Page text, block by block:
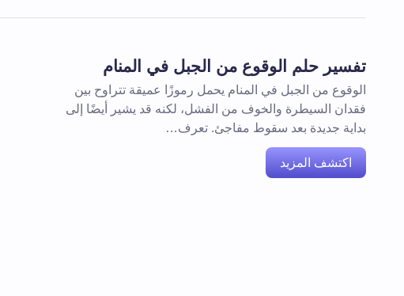
تفسير حلم الوقوع من الجبل في المنام
الوقوع من الجبل في المنام يحمل رموزًا عميقة تتراوح بين
فقدان السيطرة والخوف من الفشل، لكنه قد يشير أيضًا إلى
بداية جديدة بعد سقوط مفاجئ. تعرف…
اكتشف المزيد